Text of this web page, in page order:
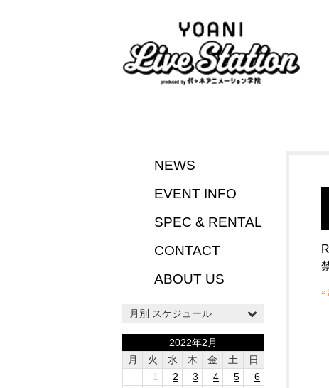
NEWS
EVENT INFO
SPEC & RENTAL
CONTACT
ABOUT US
月別 スケジュール
2022年2月
月
火 水 木 金 土
日
1
2 3 4 5
6
»